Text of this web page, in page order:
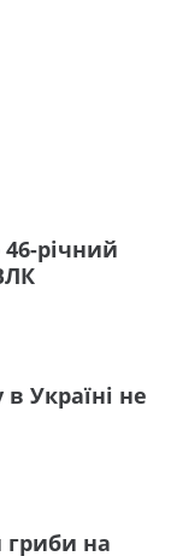
річний
Україні не
на